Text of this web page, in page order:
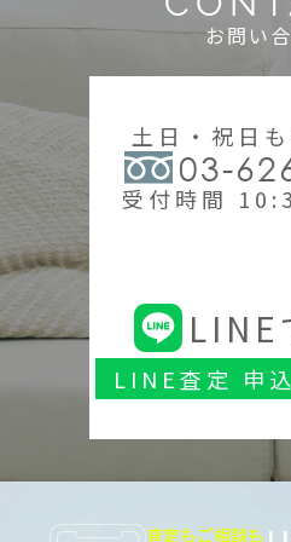
お問い
土日・祝日
03-
受付時間
LINE
LINE査定 申
査定もご相談も